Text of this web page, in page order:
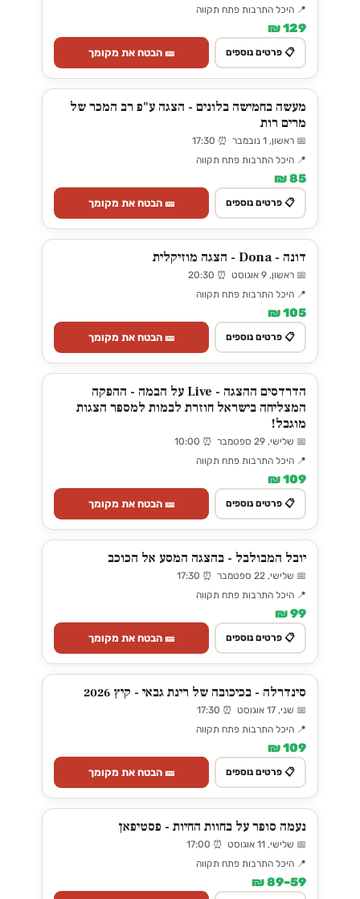
📍 היכל התרבות פתח תקווה
129 ₪
📋 פרטים נוספים 🎫 הבטח את מקומך
מעשה בחמישה בלונים - הצגה ע"פ רב המכר של
מרים רות
📅 ראשון, 1 נובמבר ⏰ 17:30
📍 היכל התרבות פתח תקווה
85 ₪
📋 פרטים נוספים 🎫 הבטח את מקומך
דונה - Dona - הצגה מוזיקלית
📅 ראשון, 9 אוגוסט ⏰ 20:30
📍 היכל התרבות פתח תקווה
105 ₪
📋 פרטים נוספים 🎫 הבטח את מקומך
הדרדסים ההצגה - Live על הבמה - ההפקה
המצליחה בישראל חוזרת לבמות למספר הצגות
מוגבל!
📅 שלישי, 29 ספטמבר ⏰ 10:00
📍 היכל התרבות פתח תקווה
109 ₪
📋 פרטים נוספים 🎫 הבטח את מקומך
יובל המבולבל - בהצגה המסע אל הכוכב
📅 שלישי, 22 ספטמבר ⏰ 17:30
📍 היכל התרבות פתח תקווה
99 ₪
📋 פרטים נוספים 🎫 הבטח את מקומך
סינדרלה - בכיכובה של רינת גבאי - קיץ 2026
📅 שני, 17 אוגוסט ⏰ 17:30
📍 היכל התרבות פתח תקווה
109 ₪
📋 פרטים נוספים 🎫 הבטח את מקומך
נעמה סופר על בחוות החיות - פסטיפאן
📅 שלישי, 11 אוגוסט ⏰ 17:00
📍 היכל התרבות פתח תקווה
59–89 ₪